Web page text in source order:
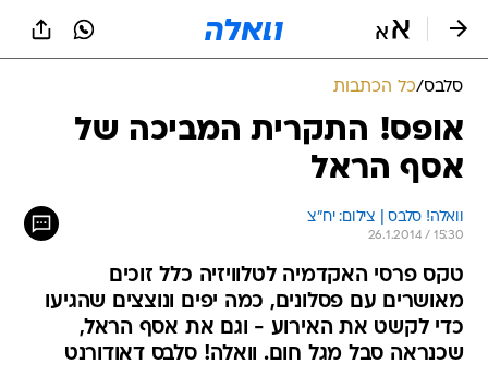
סלבס/כל הכתבות
אופס! התקרית המביכה של
אסף הראל
וואלה! סלבס | צילום: יח"צ
26.1.2014 / 15:30
טקס פרסי האקדמיה לטלוויזיה כלל זוכים
מאושרים עם פסלונים, כמה יפים ונוצצים שהגיעו
כדי לקשט את האירוע - וגם את אסף הראל,
שכנראה סבל מגל חום. וואלה! סלבס דאודורנט